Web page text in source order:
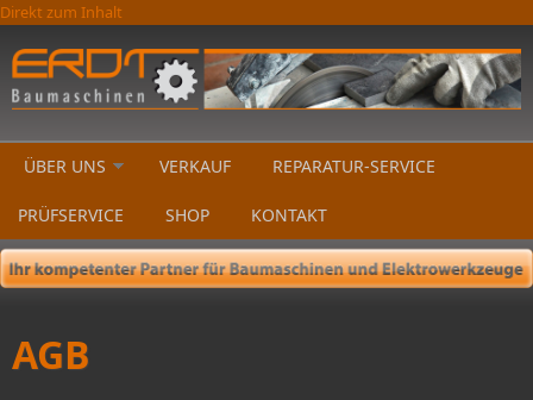
Direkt zum Inhalt
ÜBER UNS VERKAUF REPARATUR-SERVICE
PRÜFSERVICE SHOP KONTAKT
AGB